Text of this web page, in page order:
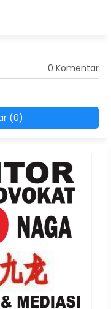
0 Komentar
(0)